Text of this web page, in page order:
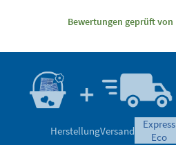
Bewertungen geprüft von
HerstellungVersand
express
eco